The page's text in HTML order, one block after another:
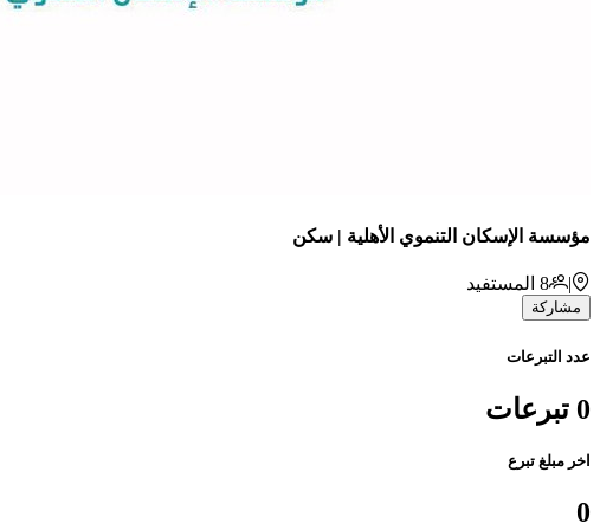
مؤسسة الإسكان التنموي الأهلية | سكن
|
8 المستفيد
مشاركة
عدد التبرعات
0 تبرعات
اخر مبلغ تبرع
0